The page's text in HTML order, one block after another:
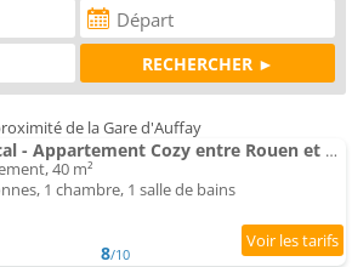
de la Gare d'Auffay
Le Bocal - Appartement Cozy entre Rouen et Dieppe
40 m²
1 chambre, 1 salle de bains
8/10